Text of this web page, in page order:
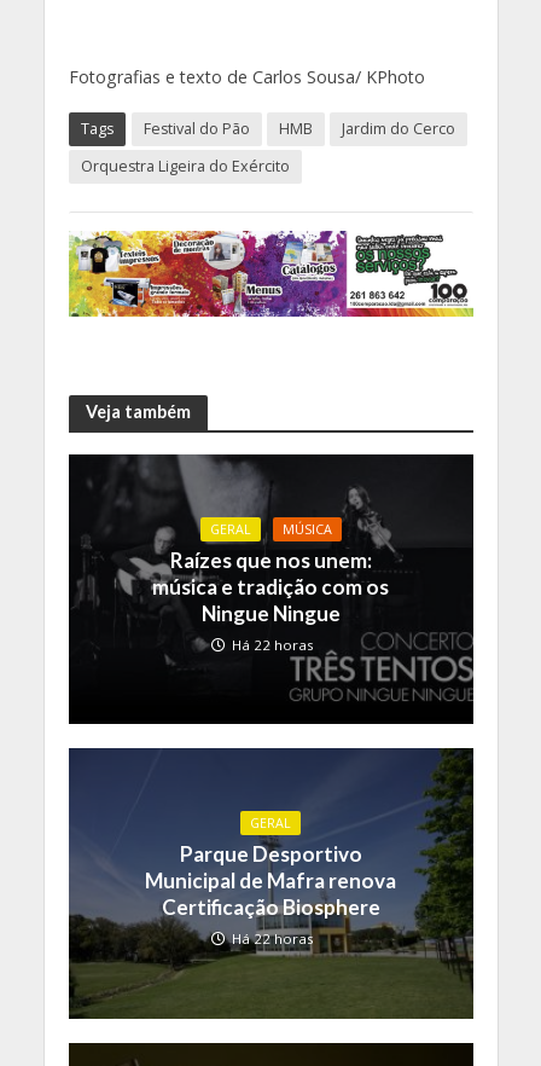
Fotografias e texto de Carlos Sousa/ KPhoto
Tags Festival do Pão HMB
Jardim do Cerco
Orquestra Ligeira do Exército
Veja também
GERAL MÚSICA
Raízes que nos unem:
música e tradição com os
Ningue Ningue
Há 22 horas
GERAL
Parque Desportivo
Municipal de Mafra renova
Certificação Biosphere
Há 22 horas